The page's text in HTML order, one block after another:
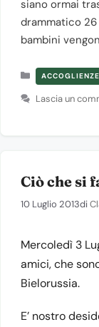
siano ormai
drammatico
bambini
Categorie
ACCOGLIENZE
Lascia un
Ciò che si
10 Luglio 2013di
Mercoledì 3
amici, che
Bielorussia.
E’ nostro